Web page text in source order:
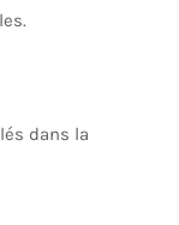
dans la